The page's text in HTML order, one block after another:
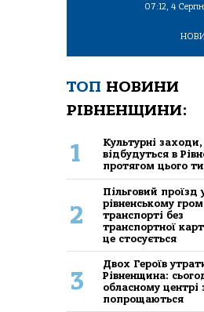
07:12, 4
ТОП НОВИНИ
РІВНЕНЩИНИ:
1
Культурні заходи,
відбудуться в
протягом цього
2
Пільговий проїзд
рівненському
транспорті без
транспортної
це стосується
3
Двох Героїв
Рівненщина:
обласному центрі
попрощаються